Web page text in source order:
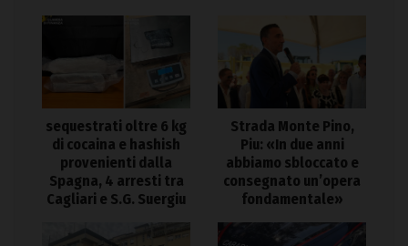
sequestrati oltre 6 kg
di cocaina e hashish
provenienti dalla
Spagna, 4 arresti tra
Cagliari e S.G. Suergiu
Strada Monte Pino,
Piu: «In due anni
abbiamo sbloccato e
consegnato un’opera
fondamentale»